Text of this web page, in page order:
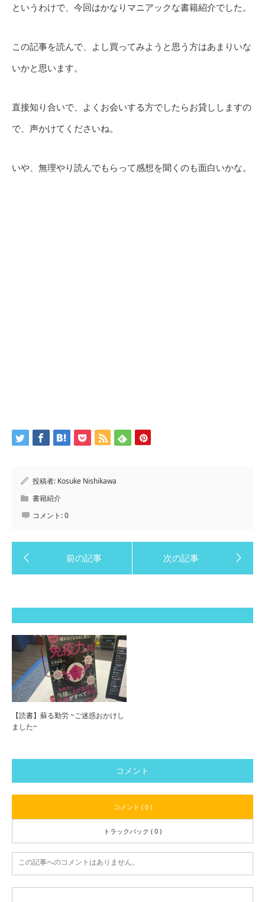
というわけで、今回はかなりマニアックな書籍紹介でした。
この記事を読んで、よし買ってみようと思う方はあまりいな
いかと思います。
直接知り合いで、よくお会いする方でしたらお貸ししますの
で、声かけてくださいね。
いや、無理やり読んでもらって感想を聞くのも面白いかな。
投稿者: Kosuke Nishikawa
書籍紹介
コメント:0
【読書】蘇る勤労 ~ご迷惑おかけし
ました~
コメント
コメント ( 0 )
トラックバック ( 0 )
この記事へのコメントはありません。